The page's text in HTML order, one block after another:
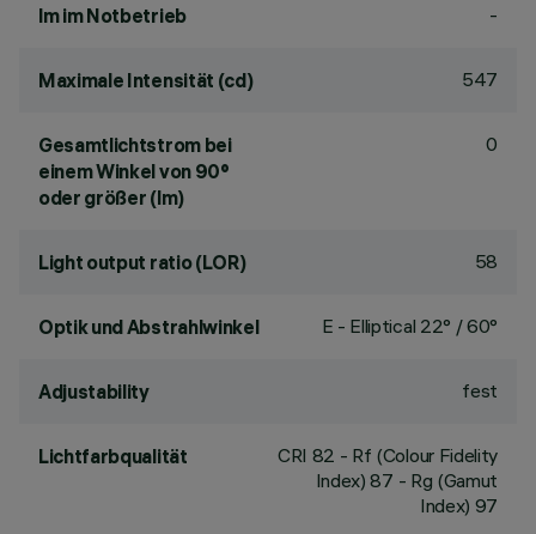
lm im Notbetrieb -
Maximale Intensität (cd) 547
Gesamtlichtstrom bei
einem Winkel von 90°
oder größer (lm)
0
Light output ratio (LOR) 58
Optik und Abstrahlwinkel E - Elliptical 22° / 60°
Adjustability fest
Lichtfarbqualität CRI 82 - Rf (Colour Fidelity
Index) 87 - Rg (Gamut
Index) 97